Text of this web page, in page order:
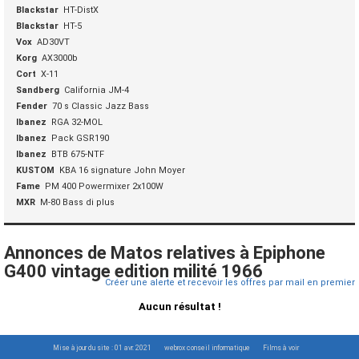
Blackstar HT-DistX
Blackstar HT-5
Vox AD30VT
Korg AX3000b
Cort X-11
Sandberg California JM-4
Fender 70 s Classic Jazz Bass
Ibanez
RGA 32-MOL
Ibanez
Pack GSR190
Ibanez
BTB 675-NTF
KUSTOM
KBA 16 signature John Moyer
Fame PM 400 Powermixer 2x100W
MXR M-80 Bass di plus
Annonces de Matos relatives à Epiphone
G400 vintage edition milité 1966
Créer une alerte et recevoir les offres par mail en premier
Aucun résultat !
Mise à jour du site : 01 avr. 2021 webrox conseil informatique Films à voir